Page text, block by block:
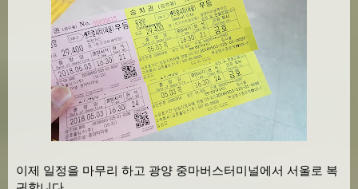
이제 일정을 마무리 하고 광양 중마버스터미널에서 서울로 복